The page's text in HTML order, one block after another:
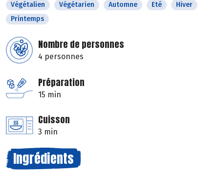
Végétalien
Végétarien Automne Eté
Hiver
Printemps
Nombre de personnes
4 personnes
Préparation
15 min
Cuisson
3 min
Ingrédients